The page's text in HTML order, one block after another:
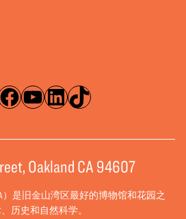
书录像带ǞǞǞTikTok
Oakland CA 94607
）是旧金山湾区最好的博物馆和花园之
历史和自然科学。